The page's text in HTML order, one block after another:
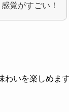
覚がすごい！
いを楽しめます